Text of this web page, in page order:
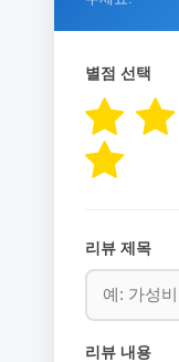
별점 선택
리뷰 제목
리뷰 내용